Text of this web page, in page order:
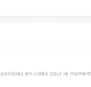
en vidéo pour le moment.